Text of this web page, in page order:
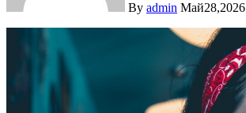
By admin Май28,2026